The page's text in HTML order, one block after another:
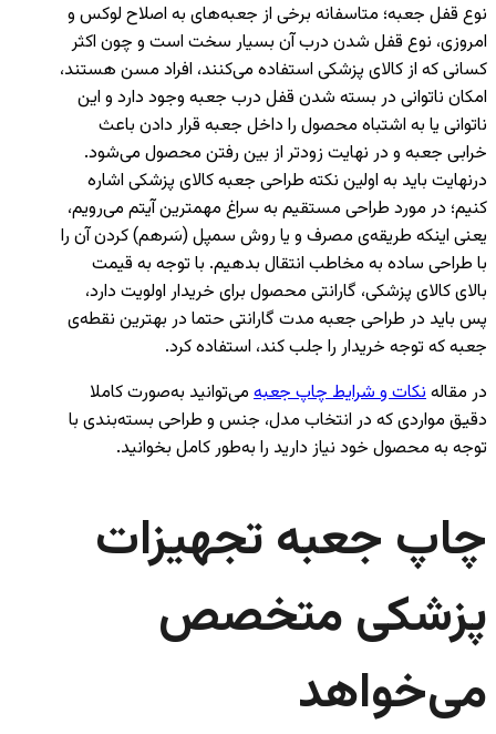
نوع قفل جعبه؛ متاسفانه برخی از جعبه‌های به اصلاح لوکس و
امروزی، نوع قفل شدن درب آن بسیار سخت است و چون اکثر
کسانی که از کالای پزشکی استفاده می‌کنند، افراد مسن هستند،
امکان ناتوانی در بسته شدن قفل درب جعبه وجود دارد و این
ناتوانی یا به اشتباه محصول را داخل جعبه قرار دادن باعث
خرابی جعبه و در نهایت زودتر از بین رفتن محصول می‌شود.
درنهایت باید به اولین نکته‌ طراحی جعبه کالای پزشکی اشاره
کنیم؛ در مورد طراحی مستقیم به سراغ مهمترین آیتم می‌رویم،
یعنی اینکه طریقه‌ی مصرف و یا روش سمپل (سَرهم) کردن آن را
با طراحی ساده به مخاطب انتقال بدهیم. با توجه به قیمت
بالای کالای پزشکی، گارانتی محصول برای خریدار اولویت دارد،
پس باید در طراحی جعبه مدت گارانتی حتما در بهترین نقطه‌ی
جعبه که توجه خریدار را جلب کند، استفاده کرد.
در مقالهنکات و شرایط چاپ جعبه می‌توانید به‌صورت کاملا
دقیق مواردی که در انتخاب مدل، جنس و طراحی بسته‌بندی با
توجه به محصول خود نیاز دارید را به‌طور کامل بخوانید.
چاپ جعبه تجهیزات
پزشکی متخصص
می‌خواهد